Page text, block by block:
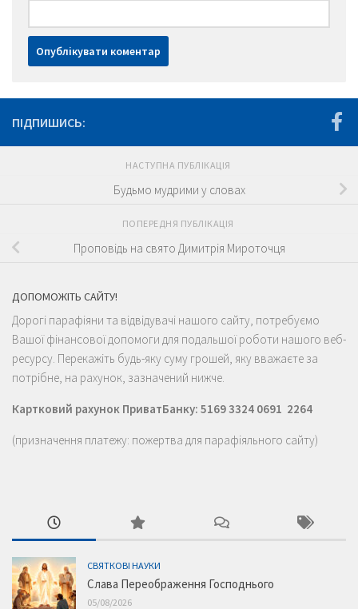
ПІДПИШИСЬ:
НАСТУПНА ПУБЛІКАЦІЯ
Будьмо мудрими у словах
ПОПЕРЕДНЯ ПУБЛІКАЦІЯ
Проповідь на свято Димитрія Мироточця
ДОПОМОЖІТЬ САЙТУ!
Дорогі парафіяни та відвідувачі нашого сайту, потребуємо
Вашої фінансової допомоги для подальшої роботи нашого веб-
ресурсу. Перекажіть будь-яку суму грошей, яку вважаєте за
потрібне, на рахунок, зазначений нижче.
Картковий рахунок ПриватБанку: 5169 3324 0691 2264
(призначення платежу: пожертва для парафіяльного сайту)
СВЯТКОВІ НАУКИ
Слава Переображення Господнього
05/08/2026